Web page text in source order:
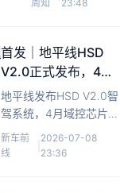
周知
23:48
首发｜地平线HSD
V2.0正式发布，4月
市占率跃升至国内第
二
地平线发布HSD V2.0智
驾系统，4月域控芯片市
占率升至国内第二，预
计年底交付20款车型。
新车前
线
2026-07-08
23:36